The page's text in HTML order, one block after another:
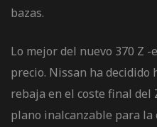
bazas.
Lo mejor del nuevo 370 Z -
precio. Nissan ha decidido
rebaja en el coste final del
plano inalcanzable para la
Series
pista